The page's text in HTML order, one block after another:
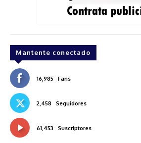
Mantente conectado
16,985 Fans
2,458 Seguidores
61,453 Suscriptores